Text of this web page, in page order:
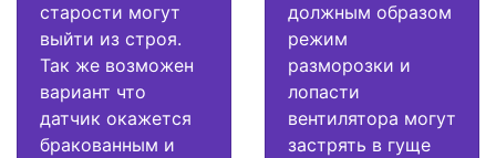
старости могут
выйти из строя.
Так же возможен
вариант что
датчик окажется
бракованным и
должным образом
режим
разморозки и
лопасти
вентилятора могут
застрять в гуще